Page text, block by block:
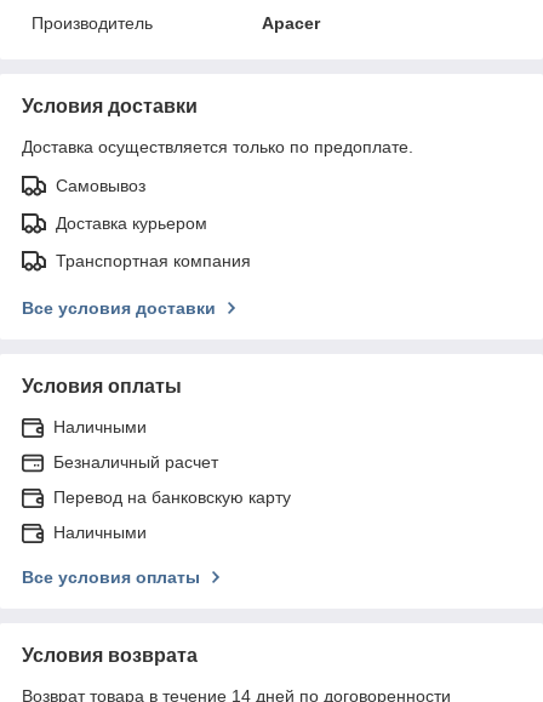
Производитель
Apacer
Условия доставки
Доставка осуществляется только по предоплате.
Самовывоз
Доставка курьером
Транспортная компания
Все условия доставки
Условия оплаты
Наличными
Безналичный расчет
Перевод на банковскую карту
Наличными
Все условия оплаты
Условия возврата
Возврат товара в течение 14 дней по договоренности